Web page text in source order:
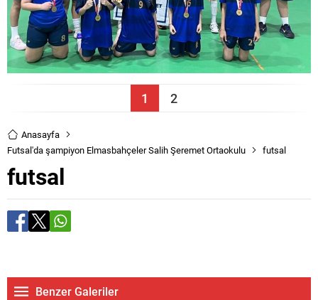
1 2
Anasayfa
Futsal'da şampiyon Elmasbahçeler Salih Şeremet Ortaokulu
futsal
futsal
Benzer Galeriler